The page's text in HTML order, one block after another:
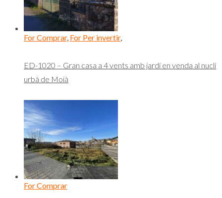
For Comprar, For Per invertir,
ED-1020 – Gran casa a 4 vents amb jardí en venda al nucli
urbà de Moià
For Comprar